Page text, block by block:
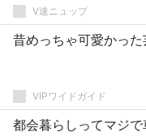
V速ニュップ
昔めっちゃ可愛かった
VIPワイドガイド
都会暮らしってマジ